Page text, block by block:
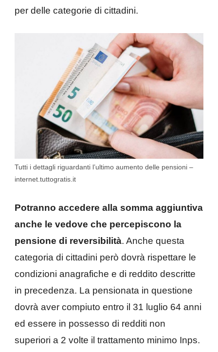
per delle categorie di cittadini.
Tutti i dettagli riguardanti l’ultimo aumento delle pensioni –
internet.tuttogratis.it
Potranno accedere alla somma aggiuntiva
anche le vedove che percepiscono la
pensione di reversibilità. Anche questa
categoria di cittadini però dovrà rispettare le
condizioni anagrafiche e di reddito descritte
in precedenza. La pensionata in questione
dovrà aver compiuto entro il 31 luglio 64 anni
ed essere in possesso di redditi non
superiori a 2 volte il trattamento minimo Inps.